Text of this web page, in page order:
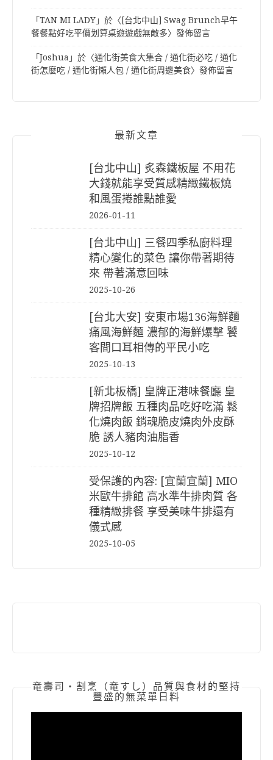
「TAN MI LADY」於〈 [台北中山] Swag Brunch早午
餐餐點好吃平價划算桌遊遊戲無敵多〉發佈留言
「Joshua 」於〈通化街美食大集合 / 通化街必吃 / 通化
街怎麼吃 / 通化街懶人包 / 通化街周邊美食〉發佈留言
最新文章
[台北中山] 炙森鐵板屋 不用花
大錢就能享受質感精緻鐵板燒
和風蛋捲誰點誰愛
2026-01-11
[台北中山] 三餐四季私廚料理
精心變化的菜色 讓你帶著期待
來 帶著滿意回味
2025-10-26
[台北大安] 安東市場136海鮮麵
痛風海鮮麵 濃郁的海鮮爆擊 饕
客間口耳相傳的平民小吃
2025-10-13
[新北板橋] 皇牌正港味餐廳 皇
牌招牌飯 五種肉品吃好吃滿 鬆
化燒肉飯 銷魂脆皮燒肉外皮酥
脆 誘人豬肉油脂香
2025-10-12
受保護的內容: [宜蘭宜蘭] MIO
米歐牛排館 高水準牛排肉質 各
種精緻排餐 享受美味牛排還有
儀式感
2025-10-05
竜壽司‧割烹（竜すし）品質與食材的堅持
豐盛的無菜單日料